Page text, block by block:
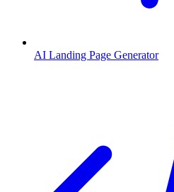
AI Landing Page Generator